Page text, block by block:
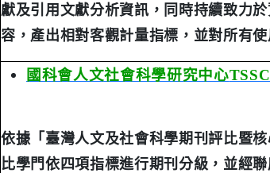
獻及引用文獻分析資訊，同時持續致力
容，產出相對客觀計量指標，並對所有
國科會人文社會科學研究中心
依據「臺灣人文及社會科學期刊評比暨
比學門依四項指標進行期刊分級，並經